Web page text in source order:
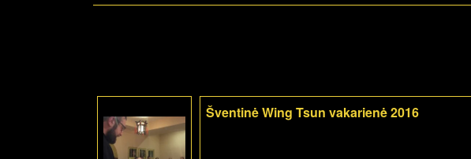
Šventinė Wing Tsun vakarienė 2016